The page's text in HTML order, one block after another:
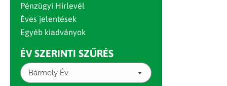
Pénzügyi Hírlevél
Éves jelentések
Egyéb kiadványok
ÉV SZERINTI SZŰRÉS
Bármely Év